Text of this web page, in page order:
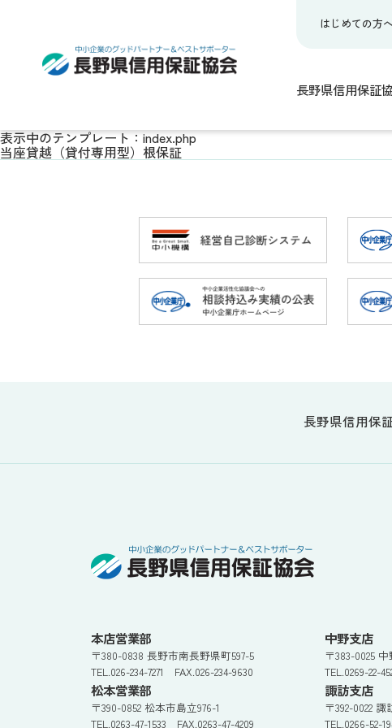
はじめての方へ
長野県信用保証
表示中のテンプレート：index.php
当座貸越（貸付専用型）根保証
長野県信用保
本店営業部
〒380-0838 長野市南長野県町597-5
TEL.026-234-7271 FAX.026-234-9630
中野支店
〒383-0025
TEL.0269-22-
松本営業部
〒390-0852 松本市島立976-1
TEL.0263-47-1533 FAX.0263-47-4209
諏訪支店
〒392-0022 諏
TEL.0266-52-